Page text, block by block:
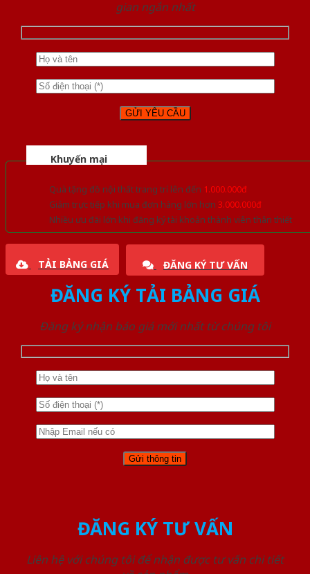
gian ngắn nhất
Khuyến mại
Quà tặng đồ nội thất trang trí lên đến 1.000.000đ
Giảm trực tiếp khi mua đơn hàng lớn hơn 3.000.000đ
Nhiều ưu đãi lớn khi đăng ký tài khoản thành viên thân thiết
TẢI BẢNG GIÁ ĐĂNG KÝ TƯ VẤN
ĐĂNG KÝ TẢI BẢNG GIÁ
Đăng ký nhận báo giá mới nhất từ chúng tôi
ĐĂNG KÝ TƯ VẤN
Liên hệ với chúng tôi để nhận được tư vấn chi tiết